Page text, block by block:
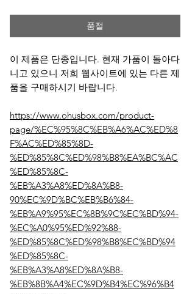
품절
이 제품은 단종입니다. 현재 가품이 돌아다
니고 있으니 저희 웹사이트에 있는 다른 제
품을 구매하시기 바랍니다.
https://www.ohusbox.com/product-
page/%EC%95%8C%EB%A6%AC%ED%8
F%AC%ED%85%8D-
%ED%85%8C%ED%98%B8%EA%BC%AC
%ED%85%8C-
%EB%A3%A8%ED%8A%B8-
90%EC%9D%BC%EB%B6%84-
%EB%A9%95%EC%8B%9C%EC%BD%94-
%EC%A0%95%ED%92%88-
%ED%85%8C%ED%98%B8%EC%BD%94
%ED%85%8C-
%EB%A3%A8%ED%8A%B8-
%EB%8B%A4%EC%9D%B4%EC%96%B4